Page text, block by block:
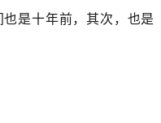
是十年前，其次，也是